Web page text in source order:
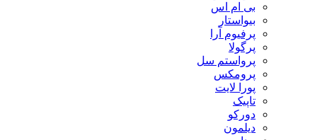
بی ام اس
بیواستار
پرفیوم آرا
پرگولا
پرواستم سل
پرومکس
پورا لایت
تاپیک
دورکو
دیلمون